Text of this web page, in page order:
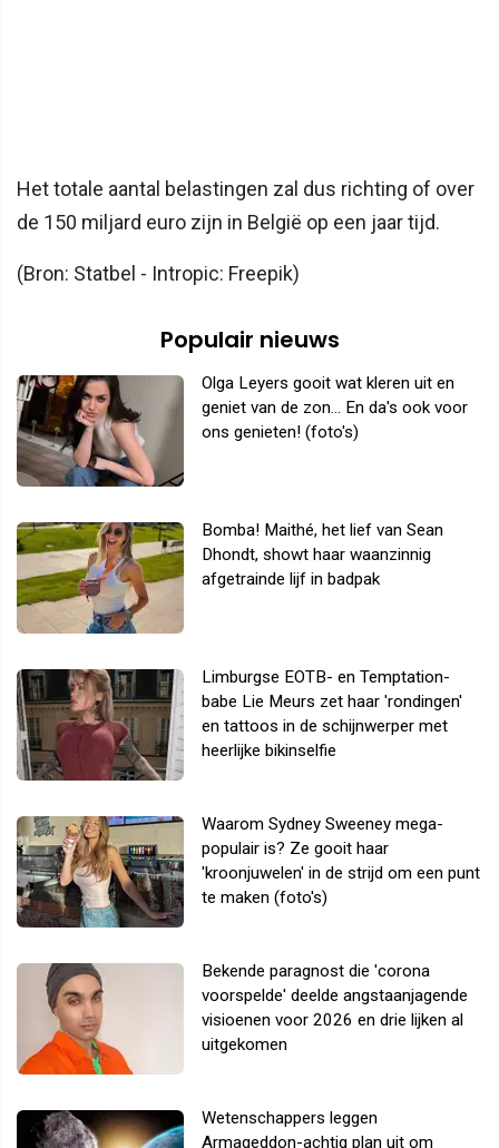
Het totale aantal belastingen zal dus richting of over
de 150 miljard euro zijn in België op een jaar tijd.
(Bron: Statbel - Intropic: Freepik)
Populair nieuws
Olga Leyers gooit wat kleren uit en
geniet van de zon... En da's ook voor
ons genieten! (foto's)
Bomba! Maithé, het lief van Sean
Dhondt, showt haar waanzinnig
afgetrainde lijf in badpak
Limburgse EOTB- en Temptation-
babe Lie Meurs zet haar 'rondingen'
en tattoos in de schijnwerper met
heerlijke bikinselfie
Waarom Sydney Sweeney mega-
populair is? Ze gooit haar
'kroonjuwelen' in de strijd om een punt
te maken (foto's)
Bekende paragnost die 'corona
voorspelde' deelde angstaanjagende
visioenen voor 2026 en drie lijken al
uitgekomen
Wetenschappers leggen
Armageddon-achtig plan uit om